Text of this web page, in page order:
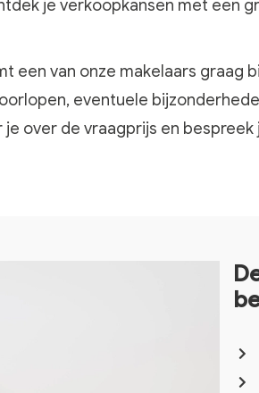
je verkoopkansen met een
een van onze makelaars graag
eventuele
je over de vraagprijs en
De waarde van jouw woning wordt onder andere